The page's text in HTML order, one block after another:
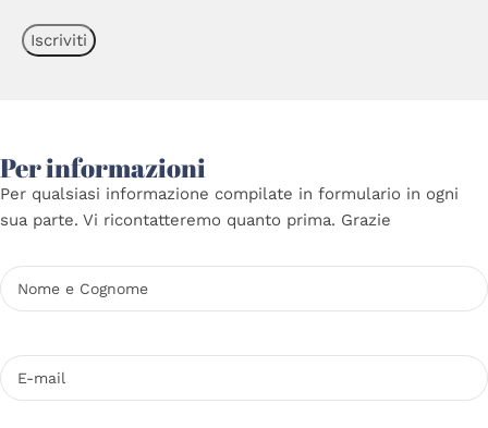
Per informazioni
Per qualsiasi informazione compilate in formulario in ogni
sua parte. Vi ricontatteremo quanto prima. Grazie